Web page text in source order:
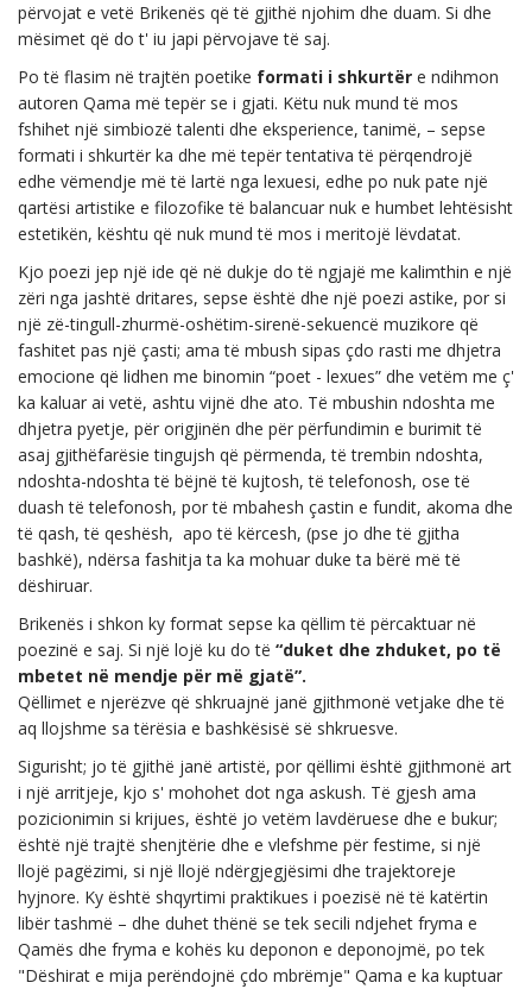
përvojat e vetë Brikenës që të gjithë njohim dhe duam. Si dhe
mësimet që do t' iu japi përvojave të saj.
Po të flasim në trajtën poetike formati i shkurtër e ndihmon
autoren Qama më tepër se i gjati. Këtu nuk mund të mos
fshihet një simbiozë talenti dhe eksperience, tanimë, – sepse
formati i shkurtër ka dhe më tepër tentativa të përqendrojë
edhe vëmendje më të lartë nga lexuesi, edhe po nuk pate një
qartësi artistike e filozofike të balancuar nuk e humbet lehtësisht
estetikën, kështu që nuk mund të mos i meritojë lëvdatat.
Kjo poezi jep një ide që në dukje do të ngjajë me kalimthin e një
zëri nga jashtë dritares, sepse është dhe një poezi astike, por si
një zë-tingull-zhurmë-oshëtim-sirenë-sekuencë muzikore që
fashitet pas një çasti; ama të mbush sipas çdo rasti me dhjetra
emocione që lidhen me binomin “poet - lexues” dhe vetëm me ç'
ka kaluar ai vetë, ashtu vijnë dhe ato. Të mbushin ndoshta me
dhjetra pyetje, për origjinën dhe për përfundimin e burimit të
asaj gjithëfarësie tingujsh që përmenda, të trembin ndoshta,
ndoshta-ndoshta të bëjnë të kujtosh, të telefonosh, ose të
duash të telefonosh, por të mbahesh çastin e fundit, akoma dhe
të qash, të qeshësh, apo të kërcesh, (pse jo dhe të gjitha
bashkë), ndërsa fashitja ta ka mohuar duke ta bërë më të
dëshiruar.
Brikenës i shkon ky format sepse ka qëllim të përcaktuar në
poezinë e saj. Si një lojë ku do të “duket dhe zhduket, po të
mbetet në mendje për më gjatë”.
Qëllimet e njerëzve që shkruajnë janë gjithmonë vetjake dhe të
aq llojshme sa tërësia e bashkësisë së shkruesve.
Sigurisht; jo të gjithë janë artistë, por qëllimi është gjithmonë art
i një arritjeje, kjo s' mohohet dot nga askush. Të gjesh ama
pozicionimin si krijues, është jo vetëm lavdëruese dhe e bukur;
është një trajtë shenjtërie dhe e vlefshme për festime, si një
llojë pagëzimi, si një llojë ndërgjegjësimi dhe trajektoreje
hyjnore. Ky është shqyrtimi praktikues i poezisë në të katërtin
libër tashmë – dhe duhet thënë se tek secili ndjehet fryma e
Qamës dhe fryma e kohës ku deponon e deponojmë, po tek
"Dëshirat e mija perëndojnë çdo mbrëmje" Qama e ka kuptuar